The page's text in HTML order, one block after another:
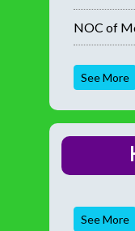
NOC of
See More
See More